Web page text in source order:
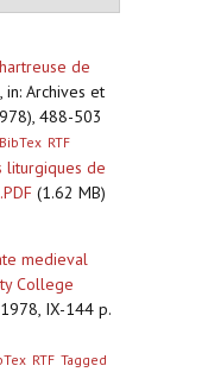
de
, in: Archives et
488-503
BibTex RTF
liturgiques de
(1.62 MB)
medieval
College
IX-144 p.
RTF Tagged